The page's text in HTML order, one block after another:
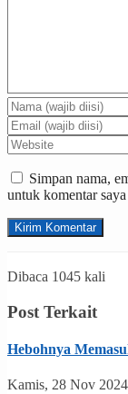
Simpan nama,
untuk komentar
Dibaca 1045 kali
Post Terkait
Hebohnya
Kamis, 28 Nov 2024